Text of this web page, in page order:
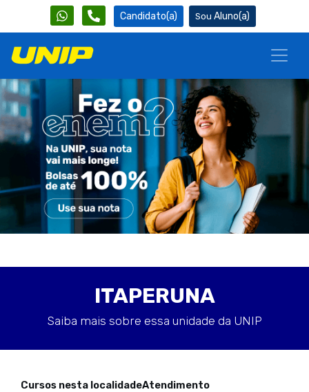
Candidato(a) Aluno(a)
ITAPERUNA
Saiba mais sobre essa unidade da UNIP
Cursos nesta localidadeAtendimento